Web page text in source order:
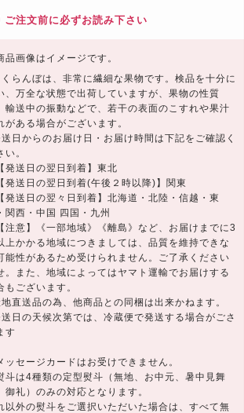
ご注文前に必ずお読み下さい
品画像はイメージです。
らんぼは、非常に繊細な果物です。検品を十分に
、万全な状態で出荷していますが、果物の性質
輸送中の振動などで、若干の表面のこすれや果汁
がある場合がございます。
日からのお届け日・お届け時間は下記をご確認く
い。
送日の翌日到着】東北
送日の翌日到着(午後２時以降)】関東
送日の翌々日到着】北海道・北陸・信越・東
関西・中国 四国・九州
注意】《一部地域》《離島》など、お届けまでに3
上かかる地域につきましては、品質を維持できな
能性があるため受けられません。ご了承ください
。また、地域によってはヤマト運輸でお届けする
もございます。
直送品の為、他商品との同梱は出来かねます。
日の天候次第では、冷蔵便で発送する場合がごさ
す
セージカードはお受けできません。
斗は4種類の定型熨斗（無地、お中元、暑中見舞
御礼）のみの対応となります。
以外の熨斗をご選択いただいた場合は、すべて無